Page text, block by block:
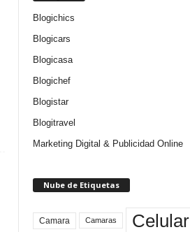
Blogichics
Blogicars
Blogicasa
Blogichef
Blogistar
Blogitravel
Marketing Digital & Publicidad Online
Nube de Etiquetas
Camara Camaras Celular